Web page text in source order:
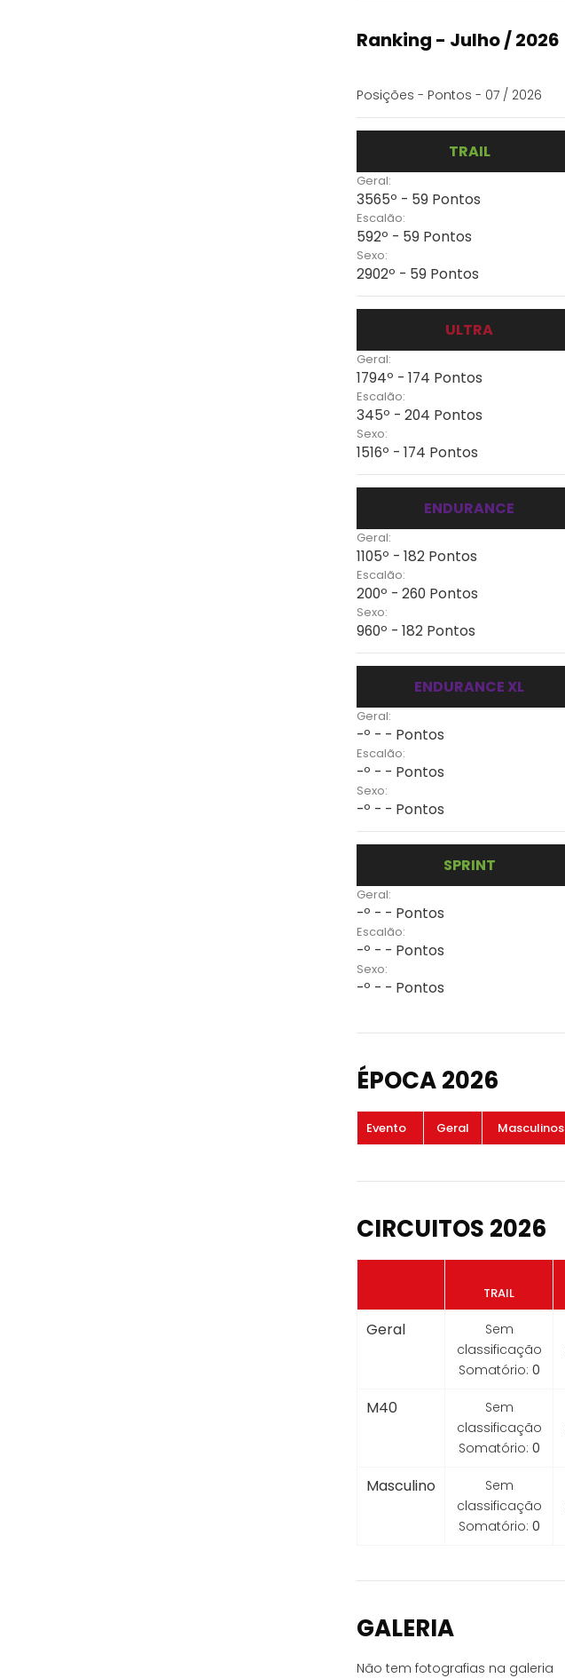
Ranking - Julho / 2026
Posições - Pontos - 07 / 2026
TRAIL
Geral:
3565º - 59 Pontos
Escalão:
592º - 59 Pontos
Sexo:
2902º - 59 Pontos
ULTRA
Geral:
1794º - 174 Pontos
Escalão:
345º - 204 Pontos
Sexo:
1516º - 174 Pontos
ENDURANCE
Geral:
1105º - 182 Pontos
Escalão:
200º - 260 Pontos
Sexo:
960º - 182 Pontos
ENDURANCE XL
Geral:
-º - - Pontos
Escalão:
-º - - Pontos
Sexo:
-º - - Pontos
SPRINT
Geral:
-º - - Pontos
Escalão:
-º - - Pontos
Sexo:
-º - - Pontos
ÉPOCA 2026
Evento Geral Masculinos
CIRCUITOS 2026
TRAIL
Geral
Sem
classificação
Somatório: 0
M40
Sem
classificação
Somatório: 0
Masculino
Sem
classificação
Somatório: 0
GALERIA
Não tem fotografias na galeria